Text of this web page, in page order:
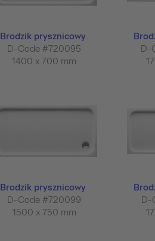
Brodzik prysznicowy
D-Code #720095
1400 x 700 mm
D-
Brodzik prysznicowy
D-Code #720099
1500 x 750 mm
D-